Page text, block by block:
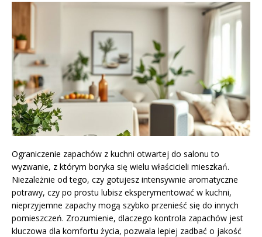
Ograniczenie zapachów z kuchni otwartej do salonu to
wyzwanie, z którym boryka się wielu właścicieli mieszkań.
Niezależnie od tego, czy gotujesz intensywnie aromatyczne
potrawy, czy po prostu lubisz eksperymentować w kuchni,
nieprzyjemne zapachy mogą szybko przenieść się do innych
pomieszczeń. Zrozumienie, dlaczego kontrola zapachów jest
kluczowa dla komfortu życia, pozwala lepiej zadbać o jakość